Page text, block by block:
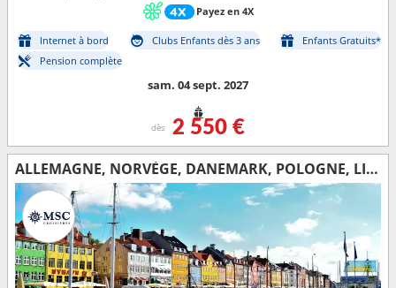
Payez en 4X
Internet à bord Clubs Enfants dès 3 ans
Enfants Gratuits*
Pension complète
sam. 04 sept. 2027
dès 2 550 €
ALLEMAGNE, NORVÈGE, DANEMARK, POLOGNE, LITUANIE, LETTONIE, SUÈDE